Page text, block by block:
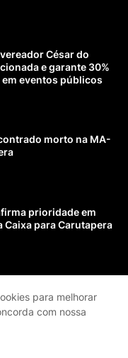
César do
e garante 30%
eventos públicos
morto na MA-
prioridade em
Caixa para Carutapera
Termos de Serviço
para melhorar
com nossa